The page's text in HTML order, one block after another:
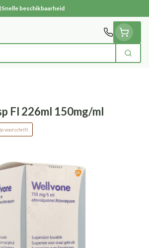
Snelle beschikbaarheid
Zoek
Fl 226ml 150mg/ml
voorschrift